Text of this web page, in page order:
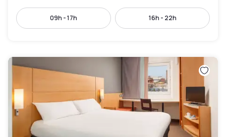
09h - 17h 16h - 22h